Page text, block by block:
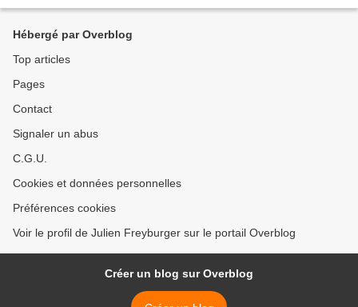
Hébergé par Overblog
Top articles
Pages
Contact
Signaler un abus
C.G.U.
Cookies et données personnelles
Préférences cookies
Voir le profil de Julien Freyburger sur le portail Overblog
Créer un blog sur Overblog